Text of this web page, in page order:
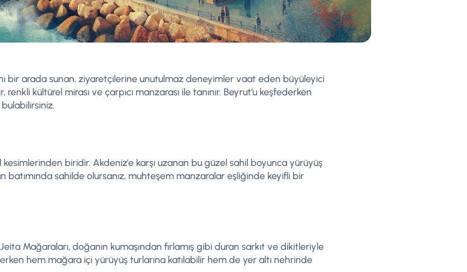
bir arada sunan, ziyaretçilerine unutulmaz deneyimler vaat eden büyüleyici
kültürel mirası ve çarpıcı manzarası ile tanınır. Beyrut’u keşfederken
biridir. Akdeniz’e karşı uzanan bu güzel sahil boyunca yürüyüş
batımında sahilde olursanız, muhteşem manzaralar eşliğinde keyifli bir
Mağaraları, doğanın kumaşından fırlamış gibi duran sarkıt ve dikitleriyle
hem mağara içi yürüyüş turlarına katılabilir hem de yer altı nehrinde